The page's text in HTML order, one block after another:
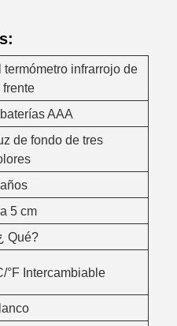
termómetro infrarrojo de
frente
AAA
de fondo de tres
5 cm
Qué?
°F Intercambiable